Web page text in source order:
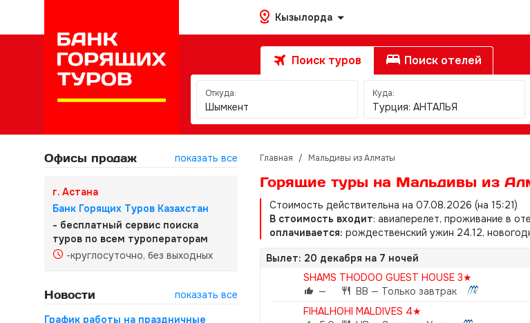
Кызылорда
Поиск туров Поиск отелей
Откуда:
Шымкент
Куда:
Турция: АНТАЛЬЯ
Офисы продаж показать все
г. Астана
Банк Горящих Туров Казахстан
- бесплатный сервис поиска
туров по всем туроператорам
-круглосуточно, без выходных
Новости
показать все
График работы на праздничные
Главная / Мальдивы из Алматы
Горящие туры на Мальдивы из
Стоимость действительна на 07.08.2026 (на 15:21)
В стоимость входит: авиаперелет, проживание в
оплачивается: рождественский ужин 24.12,
Вылет: 20 декабря на 7 ночей
SHAMS THODOO GUEST HOUSE 3★
—
BB — Только завтрак
FIHALHOHI MALDIVES 4★